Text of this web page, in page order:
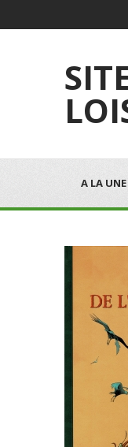
A LA UNE